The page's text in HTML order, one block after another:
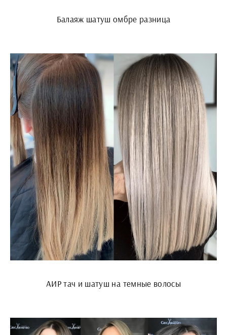
Балаяж шатуш омбре разница
АИР тач и шатуш на темные волосы